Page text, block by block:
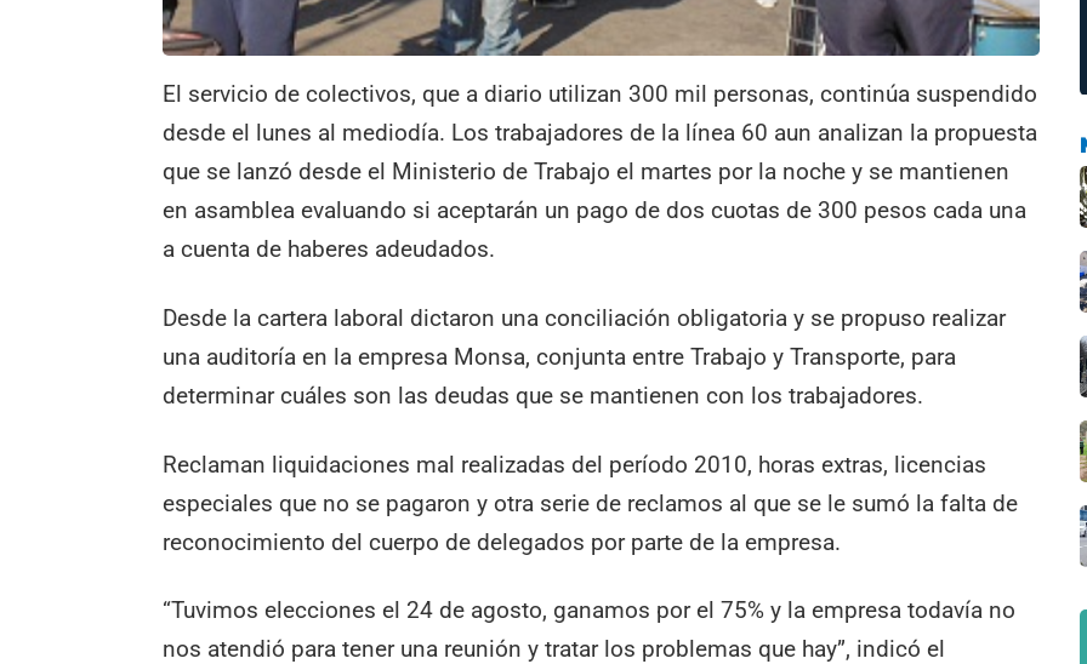
El servicio de colectivos, que a diario utilizan 300 mil personas, continúa suspendido
desde el lunes al mediodía. Los trabajadores de la línea 60 aun analizan la propuesta
que se lanzó desde el Ministerio de Trabajo el martes por la noche y se mantienen
en asamblea evaluando si aceptarán un pago de dos cuotas de 300 pesos cada una
a cuenta de haberes adeudados.
Desde la cartera laboral dictaron una conciliación obligatoria y se propuso realizar
una auditoría en la empresa Monsa, conjunta entre Trabajo y Transporte, para
determinar cuáles son las deudas que se mantienen con los trabajadores.
Reclaman liquidaciones mal realizadas del período 2010, horas extras, licencias
especiales que no se pagaron y otra serie de reclamos al que se le sumó la falta de
reconocimiento del cuerpo de delegados por parte de la empresa.
“Tuvimos elecciones el 24 de agosto, ganamos por el 75% y la empresa todavía no
nos atendió para tener una reunión y tratar los problemas que hay”, indicó el